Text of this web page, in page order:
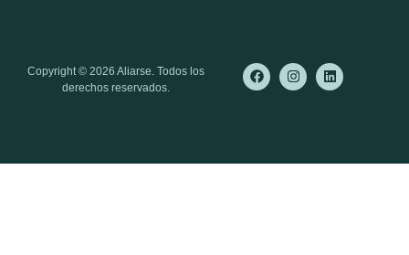
Copyright © 2026 Aliarse. Todos los
derechos reservados.